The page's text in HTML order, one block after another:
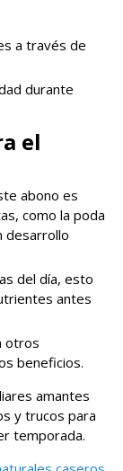
a través de
durante
el
abono es
como la poda
desarrollo
del día, esto
antes
otros
beneficios.
amantes
y trucos para
temporada.